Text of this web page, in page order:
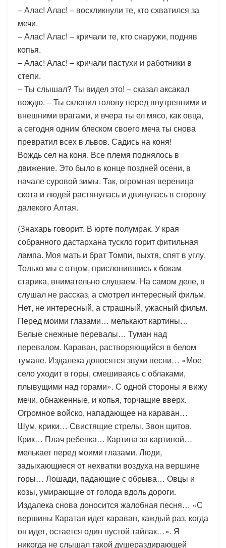
– Алас! Алас! – воскликнули те, кто схватился за
мечи.
– Алас! Алас! – кричали те, кто снаружи, подняв
копья.
– Алас! Алас! – кричали пастухи и работники в
степи.
– Ты слышал? Ты видел это! – сказал аксакал
вождю. – Ты склонил голову перед внутренними и
внешними врагами, и вчера ты ел мясо, как овца,
а сегодня одним блеском своего меча ты снова
превратил всех в львов. Садись на коня!
Вождь сел на коня. Все племя поднялось в
движение. Это было в конце поздней осени, в
начале суровой зимы. Так, огромная вереница
скота и людей растянулась и двинулась в сторону
далекого Алтая.
(Знахарь говорит. В юрте полумрак. У края
собранного дастархана тускло горит фитильная
лампа. Моя мать и брат Томпи, пыхтя, спят в углу.
Только мы с отцом, прислонившись к бокам
старика, внимательно слушаем. На самом деле, я
слушал не рассказ, а смотрел интересный фильм.
Нет, не интересный, а страшный, ужасный фильм.
Перед моими глазами… мелькают картины…
Белые снежные перевалы… Туман над
перевалом. Караван, растворяющийся в белом
тумане. Издалека доносятся звуки песни… «Мое
село уходит в горы, смешиваясь с облаками,
плывущими над горами». С одной стороны я вижу
мечи, обнаженные, и копья, торчащие вверх.
Огромное войско, нападающее на караван…
Шум, крики… Свистящие стрелы. Звон щитов.
Крик… Плач ребенка… Картина за картиной…
мелькает перед моими глазами. Люди,
задыхающиеся от нехватки воздуха на вершине
горы… Лошади, падающие с обрыва… Овцы и
козы, умирающие от голода вдоль дороги.
Издалека снова доносится жалобная песня… «С
вершины Каратая идет караван, каждый раз, когда
он идет, остается один пустой тайлак…». Я
никогда не слышал такой душераздирающей